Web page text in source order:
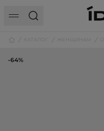
-64%